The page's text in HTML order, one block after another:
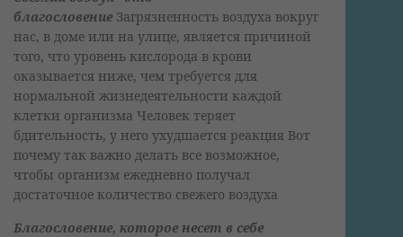
благословение Загрязненность воздуха вокруг
нас, в доме или на улице, является причиной
того, что уровень кислорода в крови
оказывается ниже, чем требуется для
нормальной жизнедеятельности каждой
клетки организма Человек теряет
бдительность, у него ухудшается реакция Вот
почему так важно делать все возможное,
чтобы организм ежедневно получал
достаточное количество свежего воздуха
Благословение, которое несет в себе